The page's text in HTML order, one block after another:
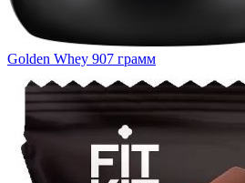
Golden Whey 907 грамм